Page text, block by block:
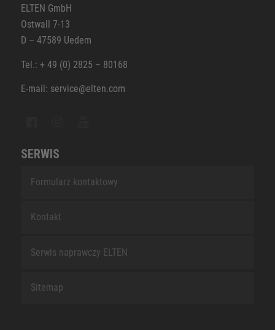
ELTEN GmbH
Ostwall 7-13
D – 47589 Uedem
Tel.: + 49 (0) 2825 – 80168
E-mail: service@elten.com
SERWIS
Formularz kontaktowy
Kontakt
Serwis naprawczy ELTEN
Sitemap